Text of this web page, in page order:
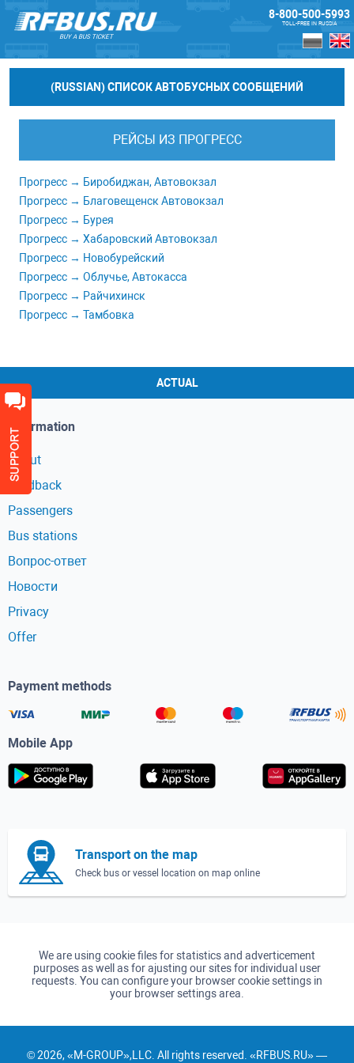
BUY A BUS TICKET
8-800-500-5993
TOLL-FREE IN RUSSIA
(RUSSIAN) СПИСОК АВТОБУСНЫХ СООБЩЕНИЙ
РЕЙСЫ ИЗ ПРОГРЕСС
Прогресс → Биробиджан, Автовокзал
Прогресс → Благовещенск Автовокзал
Прогресс → Бурея
Прогресс → Хабаровский Автовокзал
Прогресс → Новобурейский
Прогресс → Облучье, Автокасса
Прогресс → Райчихинск
Прогресс → Тамбовка
ACTUAL
Information
About
Feedback
Passengers
Bus stations
Вопрос-ответ
Новости
Privacy
Offer
Payment methods
Mobile App
Transport on the map
Check bus or vessel location on map online
We are using cookie files for statistics and adverticement
purposes as well as for ajusting our sites for individual user
requests. You can configure your browser cookie settings in
your browser settings area.
© 2026, «M-GROUP»,LLC. All rights reserved. «RFBUS.RU» —